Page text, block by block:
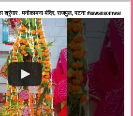
श्रृंगार : मनोकामना मंदिर, राजपुल, पटना #sawansomwar